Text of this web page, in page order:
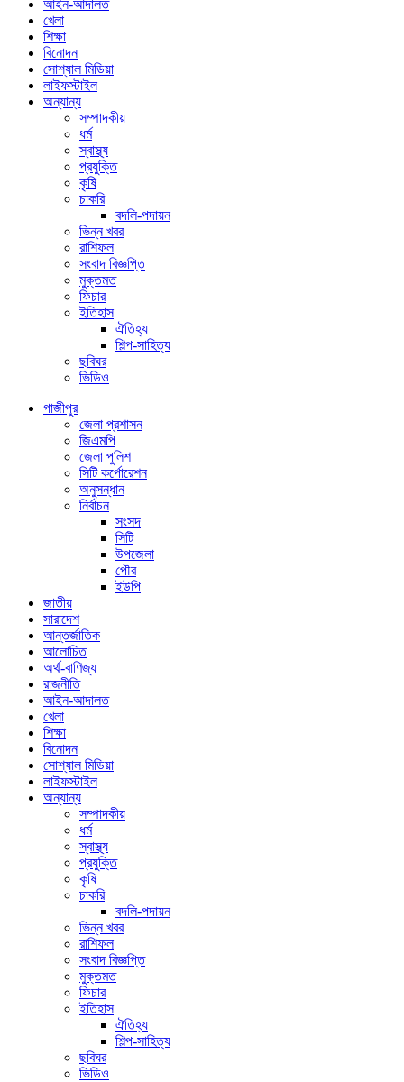
আইন-আদালত
খেলা
শিক্ষা
বিনোদন
সোশ্যাল মিডিয়া
লাইফস্টাইল
অন্যান্য
সম্পাদকীয়
ধর্ম
স্বাস্থ্য
প্রযুক্তি
কৃষি
চাকরি
বদলি-পদায়ন
ভিন্ন খবর
রাশিফল
সংবাদ বিজ্ঞপ্তি
মুক্তমত
ফিচার
ইতিহাস
ঐতিহ্য
শিল্প-সাহিত্য
ছবিঘর
ভিডিও
গাজীপুর
জেলা প্রশাসন
জিএমপি
জেলা পুলিশ
সিটি কর্পোরেশন
অনুসন্ধান
নির্বাচন
সংসদ
সিটি
উপজেলা
পৌর
ইউপি
জাতীয়
সারাদেশ
আন্তর্জাতিক
আলোচিত
অর্থ-বাণিজ্য
রাজনীতি
আইন-আদালত
খেলা
শিক্ষা
বিনোদন
সোশ্যাল মিডিয়া
লাইফস্টাইল
অন্যান্য
সম্পাদকীয়
ধর্ম
স্বাস্থ্য
প্রযুক্তি
কৃষি
চাকরি
বদলি-পদায়ন
ভিন্ন খবর
রাশিফল
সংবাদ বিজ্ঞপ্তি
মুক্তমত
ফিচার
ইতিহাস
ঐতিহ্য
শিল্প-সাহিত্য
ছবিঘর
ভিডিও